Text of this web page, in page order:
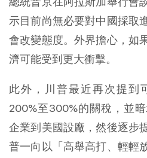
示目前尚無必要對中國採取
會改變態度。外界擔心，如
濟可能受到更大衝擊。
此外，川普最近再次提到
200%至300%的關稅，並
企業到美國設廠，然後逐步
普一向以「高舉高打、輕輕